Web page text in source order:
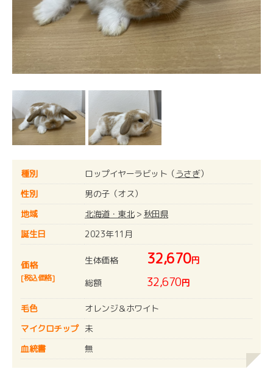
Next
種別 ロップイヤーラビット（ うさぎ）
性別
男の子（オス）
地域
北海道・東北> 秋田県
誕生日
2023年11月
価格
[税込価格]
生体価格 32,670円
総額
32,670円
毛色
オレンジ＆ホワイト
マイクロチップ
未
血統書
無